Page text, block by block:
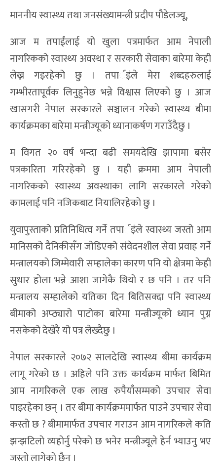
माननीय स्वास्थ्य तथा जनसंख्यामन्त्री प्रदीप पौडेलज्यू,
आज म तपाईंलाई यो खुला पत्रमार्फत आम नेपाली
नागरिकको स्वास्थ्य अवस्था र सरकारी सेवाका बारेमा केही
लेख्न गइरहेको छु । तपार्इंले मेरा शब्दहरुलाई
गम्भीरतापूर्वक लिनुहुनेछ भन्ने विश्वास लिएको छु । आज
खासगरी नेपाल सरकारले सञ्चालन गरेको स्वास्थ्य बीमा
कार्यक्रमका बारेमा मन्त्रीज्यूको ध्यानाकर्षण गराउँदैछु ।
म विगत २० वर्ष भन्दा बढी समयदेखि झापामा बसेर
पत्रकारिता गरिरहेको छु । यही क्रममा आम नेपाली
नागरिकको स्वास्थ्य अवस्थाका लागि सरकारले गरेको
कामलाई पनि नजिकबाट नियालिरहेको छु ।
युवापुस्ताको प्रतिनिधित्व गर्ने तपार्इंले स्वास्थ्य जस्तो आम
मानिसको दैनिकीसँग जोडिएको संवेदनशील सेवा प्रवाह गर्ने
मन्त्रालयको जिम्मेवारी सम्हालेका कारण पनि यो क्षेत्रमा केही
सुधार होला भन्ने आशा जागेकै थियो र छ पनि । तर पनि
मन्त्रालय सम्हालेको यतिका दिन बितिसक्दा पनि स्वास्थ्य
बीमाको अप्ठ्यारो पाटोका बारेमा मन्त्रीज्यूको ध्यान पुग्न
नसकेको देखेरै यो पत्र लेख्दैछु ।
नेपाल सरकारले २०७२ सालदेखि स्वास्थ्य बीमा कार्यक्रम
लागू गरेको छ । अहिले पनि उक्त कार्यक्रम मार्फत बिमित
आम नागरिकले एक लाख रुपैयाँसम्मको उपचार सेवा
पाइरहेका छन् । तर बीमा कार्यक्रममार्फत पाउने उपचार सेवा
कस्तो छ ? बीमामार्फत उपचार गराउन आम नागरिकले कति
झन्झटिलो व्यहोर्नु परेको छ भनेर मन्त्रीज्यूले हेर्न भ्याउनु भए
जस्तो लागेको छैन ।